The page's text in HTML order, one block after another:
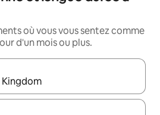
où vous vous sentez comme
d'un mois ou plus.
utilisez les flèches vers le